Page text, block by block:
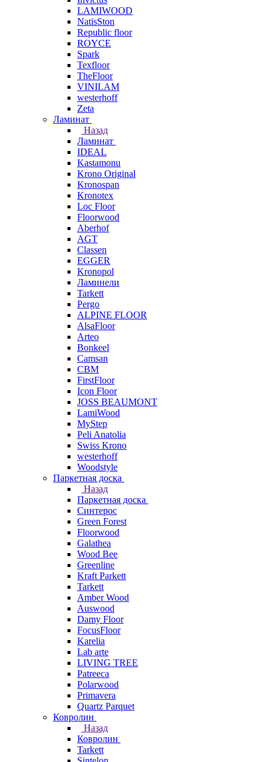
LAMIWOOD
NatisSton
Republic floor
ROYCE
Spark
Texfloor
TheFloor
VINILAM
westerhoff
Zeta
Ламинат
Назад
Ламинат
IDEAL
Kastamonu
Krono Original
Kronospan
Kronotex
Loc Floor
Floorwood
Aberhof
AGT
Classen
EGGER
Kronopol
Ламинели
Tarkett
Pergo
ALPINE FLOOR
AlsaFloor
Arteo
Bonkeel
Camsan
CBM
FirstFloor
Icon Floor
JOSS BEAUMONT
LamiWood
MyStep
Peli Anatolia
Swiss Krono
westerhoff
Woodstyle
Паркетная доска
Назад
Паркетная доска
Синтерос
Green Forest
Floorwood
Galathea
Wood Bee
Greenline
Kraft Parkett
Tarkett
Amber Wood
Auswood
Damy Floor
FocusFloor
Karelia
Lab arte
LIVING TREE
Patreeca
Polarwood
Primavera
Quartz Parquet
Ковролин
Назад
Ковролин
Tarkett